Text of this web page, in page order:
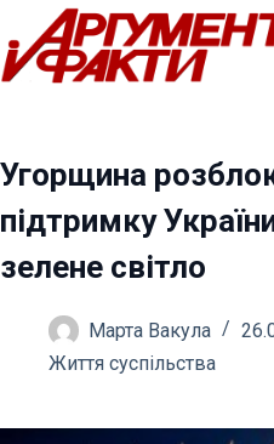
Перейти
до
вмісту
Угорщина
підтримку
зелене світло
Марта Вакула
Життя суспільства